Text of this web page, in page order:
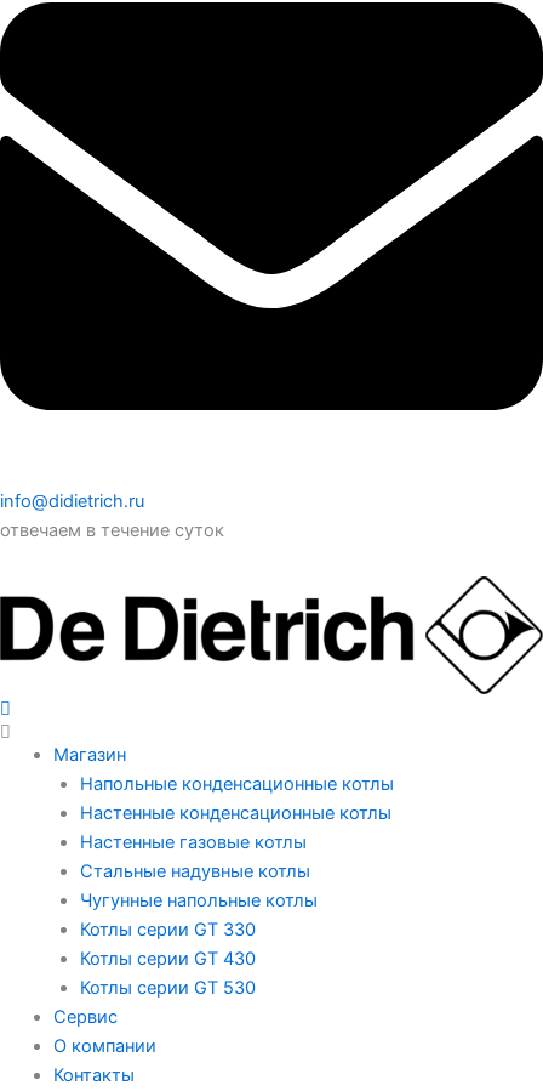
info@didietrich.ru
отвечаем в течение суток
Магазин
Напольные конденсационные котлы
Настенные конденсационные котлы
Настенные газовые котлы
Стальные надувные котлы
Чугунные напольные котлы
Котлы серии GT 330
Котлы серии GT 430
Котлы серии GT 530
Сервис
О компании
Контакты